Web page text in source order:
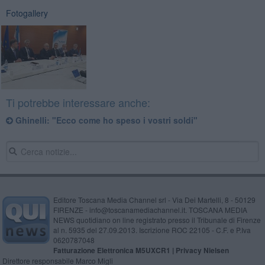
Fotogallery
Ti potrebbe interessare anche:
Ghinelli: "Ecco come ho speso i vostri soldi"
Editore Toscana Media Channel srl - Via Dei Martelli, 8 - 50129
FIRENZE - info@toscanamediachannel.it. TOSCANA MEDIA
NEWS quotidiano on line registrato presso il Tribunale di Firenze
al n. 5935 del 27.09.2013. Iscrizione ROC 22105 - C.F. e P.Iva
0620787048
Fatturazione Elettronica M5UXCR1 | Privacy Nielsen
Direttore responsabile Marco Migli